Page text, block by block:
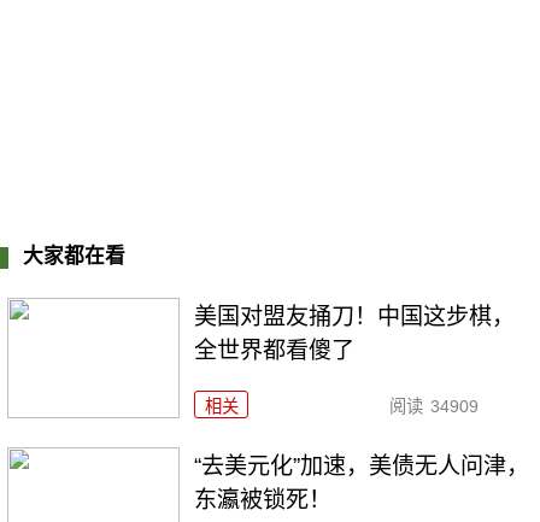
大家都在看
美国对盟友捅刀！中国这步棋，
全世界都看傻了
相关 阅读 34909
“去美元化”加速，美债无人问津，
东瀛被锁死！